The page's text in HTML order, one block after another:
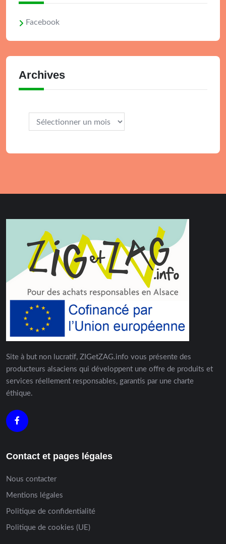
Facebook
Archives
Site à but non lucratif, ZIGetZAG.info vous présente des
producteurs alsaciens qui développent une offre de produits et
services réellement responsables, garantis par une charte
éthique.
Contact et pages légales
Nous contacter
Mentions légales
Politique de confidentialité
Politique de cookies (UE)